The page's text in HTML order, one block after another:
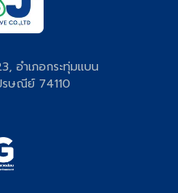
อำเภอกระทุ่มแบน
รษณีย์ 74110